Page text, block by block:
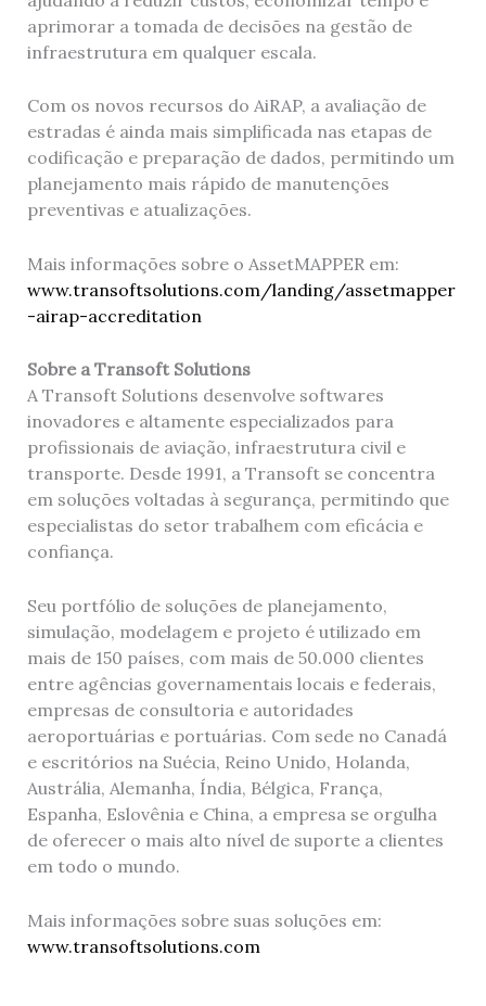
aprimorar a tomada de decisões na gestão de
infraestrutura em qualquer escala.
Com os novos recursos do AiRAP, a avaliação de
estradas é ainda mais simplificada nas etapas de
codificação e preparação de dados, permitindo um
planejamento mais rápido de manutenções
preventivas e atualizações.
Mais informações sobre o AssetMAPPER em:
www.transoftsolutions.com/landing/assetmapper
-airap-accreditation
Sobre a Transoft Solutions
A Transoft Solutions desenvolve softwares
inovadores e altamente especializados para
profissionais de aviação, infraestrutura civil e
transporte. Desde 1991, a Transoft se concentra
em soluções voltadas à segurança, permitindo que
especialistas do setor trabalhem com eficácia e
confiança.
Seu portfólio de soluções de planejamento,
simulação, modelagem e projeto é utilizado em
mais de 150 países, com mais de 50.000 clientes
entre agências governamentais locais e federais,
empresas de consultoria e autoridades
aeroportuárias e portuárias. Com sede no Canadá
e escritórios na Suécia, Reino Unido, Holanda,
Austrália, Alemanha, Índia, Bélgica, França,
Espanha, Eslovênia e China, a empresa se orgulha
de oferecer o mais alto nível de suporte a clientes
em todo o mundo.
Mais informações sobre suas soluções em:
www.transoftsolutions.com